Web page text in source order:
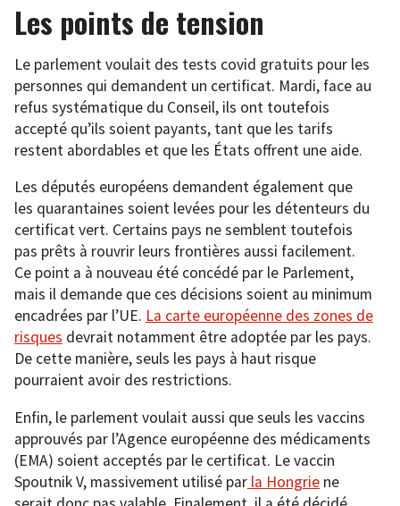
Les points de tension
Le parlement voulait des tests covid gratuits pour les
personnes qui demandent un certificat. Mardi, face au
refus systématique du Conseil, ils ont toutefois
accepté qu’ils soient payants, tant que les tarifs
restent abordables et que les États offrent une aide.
Les députés européens demandent également que
les quarantaines soient levées pour les détenteurs du
certificat vert. Certains pays ne semblent toutefois
pas prêts à rouvrir leurs frontières aussi facilement.
Ce point a à nouveau été concédé par le Parlement,
mais il demande que ces décisions soient au minimum
encadrées par l’UE. La carte européenne des zones de
risques devrait notamment être adoptée par les pays.
De cette manière, seuls les pays à haut risque
pourraient avoir des restrictions.
Enfin, le parlement voulait aussi que seuls les vaccins
approuvés par l’Agence européenne des médicaments
(EMA) soient acceptés par le certificat. Le vaccin
Spoutnik V, massivement utilisé par la Hongrie ne